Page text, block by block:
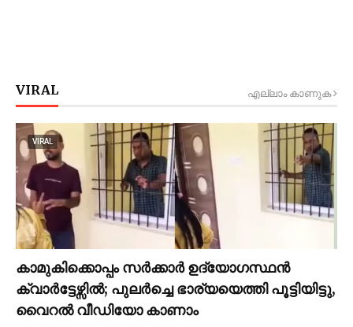
VIRAL എല്ലാം കാണുക
VIRAL
കാമുകിക്കൊപ്പം സര്‍ക്കാര്‍ ഉദ്യോഗസ്ഥൻ
ക്വാര്‍ട്ടേഴ്സില്‍; പുലര്‍ച്ചെ ഭാര്യയെത്തി പൂട്ടിയിട്ടു,
വൈറല്‍ വീഡിയോ കാണാം